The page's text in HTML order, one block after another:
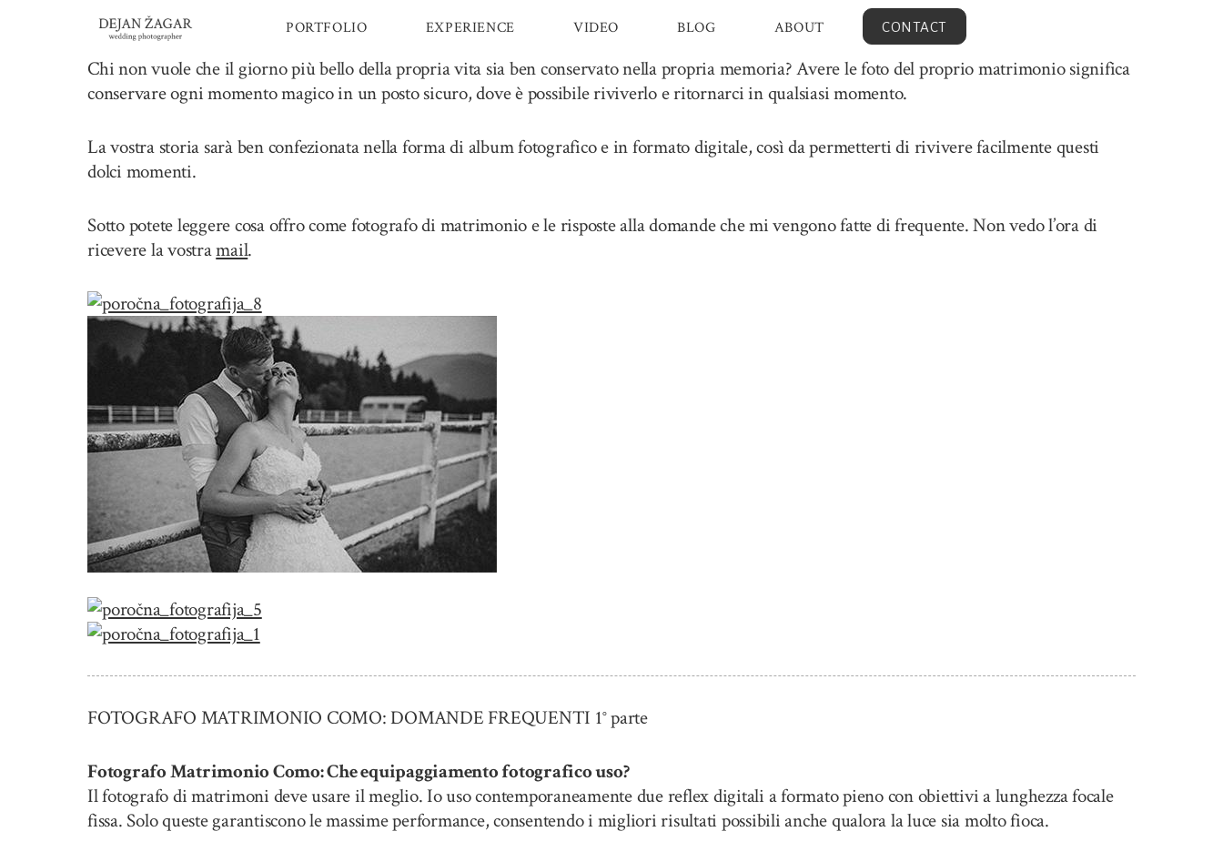
PORTFOLIO EXPERIENCE VIDEO BLOG ABOUT CONTACT
Chi non vuole che il giorno più bello della propria vita sia ben conservato nella propria memoria? Avere le foto del proprio matrimonio significa
conservare ogni momento magico in un posto sicuro, dove è possibile riviverlo e ritornarci in qualsiasi momento.
La vostra storia sarà ben confezionata nella forma di album fotografico e in formato digitale, così da permetterti di rivivere facilmente questi
dolci momenti.
Sotto potete leggere cosa offro come fotografo di matrimonio e le risposte alla domande che mi vengono fatte di frequente. Non vedo l’ora di
ricevere la vostramail.
FOTOGRAFO MATRIMONIO COMO: DOMANDE FREQUENTI 1° parte
Fotografo Matrimonio Como: Che equipaggiamento fotografico uso?
Il fotografo di matrimoni deve usare il meglio. Io uso contemporaneamente due reflex digitali a formato pieno con obiettivi a lunghezza focale
fissa. Solo queste garantiscono le massime performance, consentendo i migliori risultati possibili anche qualora la luce sia molto fioca.